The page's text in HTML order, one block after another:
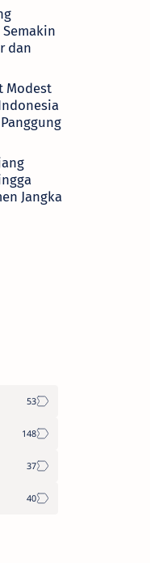
dan
Modest
Jangka